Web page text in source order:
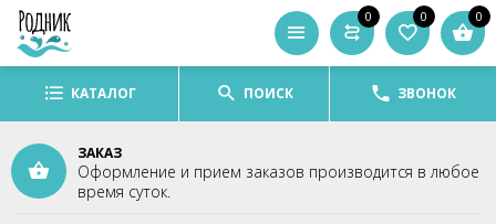
0 0 0
КАТАЛОГ ПОИСК ЗВОНОК
ЗАКАЗ
Оформление и прием заказов производится в любое
время суток.